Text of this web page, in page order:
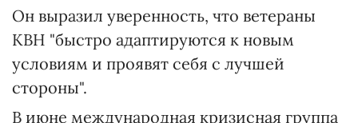
Он выразил уверенность, что ветераны
КВН "быстро адаптируются к новым
условиям и проявят себя с лучшей
стороны".
В июне международная кризисная группа